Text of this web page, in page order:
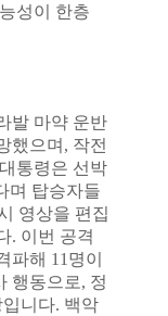
성이 한층
발 마약 운반
했으며, 작전
통령은 선박
며 탑승자들
영상을 편집
. 이번 공격
파해 11명이
행동으로, 정
니다. 백악